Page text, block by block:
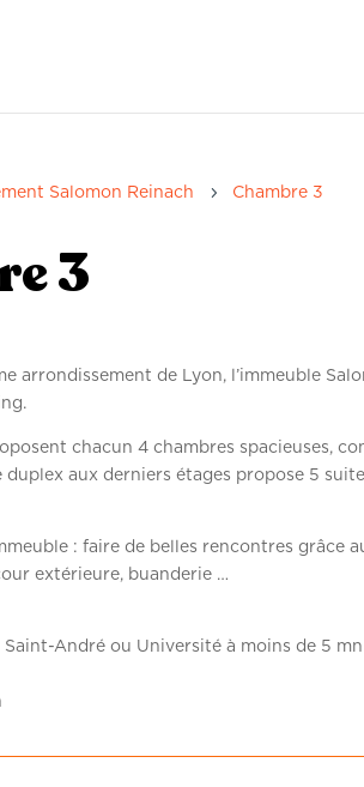
Salomon Reinach 5 Chambre 3
3
arrondissement de Lyon, l’immeuble
chacun 4 chambres spacieuses,
aux derniers étages propose 5
: faire de belles rencontres grâce
extérieure, buanderie …
Saint-André ou Université à moins de 5